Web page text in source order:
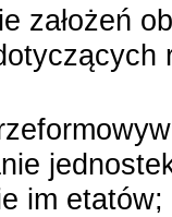
założeń
im etatów;